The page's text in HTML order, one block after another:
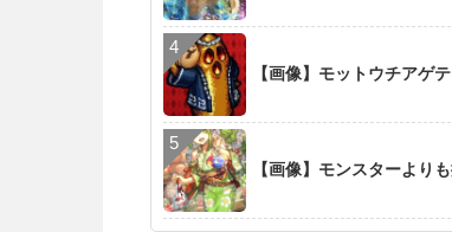
【画像】モットウチアゲ
【画像】モンスターより